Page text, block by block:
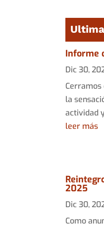
Informe
Dic 30,
la
actividad
leer más
2025
Dic 30,
Como